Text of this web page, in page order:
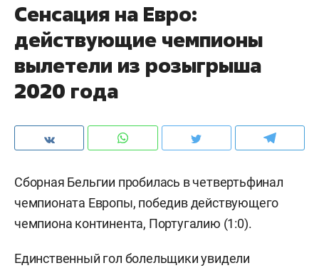
Сенсация на Евро:
действующие чемпионы
вылетели из розыгрыша
2020 года
Сборная Бельгии пробилась в четвертьфинал
чемпионата Европы, победив действующего
чемпиона континента, Португалию (1:0).
Единственный гол болельщики увидели